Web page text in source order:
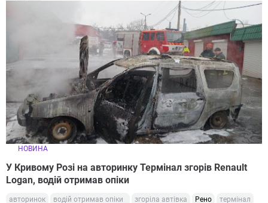
НОВИНА
У Кривому Розі на авторинку Термінал згорів Renault
Logan, водій отримав опіки
авторинок водій отримав опіки згоріла автівка Рено термінал